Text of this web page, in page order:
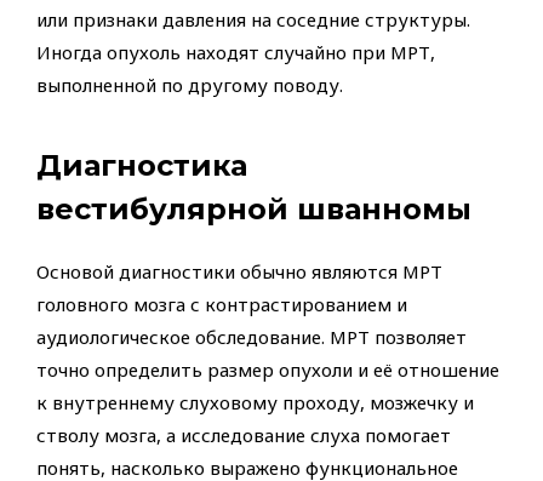
или признаки давления на соседние структуры.
Иногда опухоль находят случайно при МРТ,
выполненной по другому поводу.
Диагностика
вестибулярной шванномы
Основой диагностики обычно являются МРТ
головного мозга с контрастированием и
аудиологическое обследование. МРТ позволяет
точно определить размер опухоли и её отношение
к внутреннему слуховому проходу, мозжечку и
стволу мозга, а исследование слуха помогает
понять, насколько выражено функциональное